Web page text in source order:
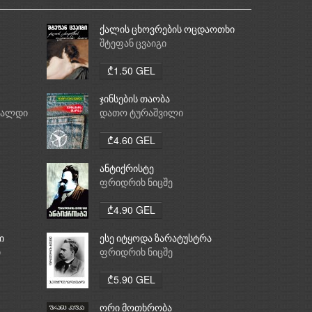
ქალის ცხოვრების ოცდაოთხი
საათი
შტეფან ცვაიგი
₾1.50 GEL
ჯინსების თაობა
დათო ტურაშვილი
₾4.60 GEL
ანტიქრისტე
ფრიდრიხ ნიცშე
₾4.90 GEL
ესე იტყოდა ზარატუსტრა
ფრიდრიხ ნიცშე
₾5.90 GEL
ორი მოთხრობა